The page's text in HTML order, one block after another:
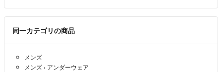
同一カテゴリの商品
メンズ
メンズ › アンダーウェア